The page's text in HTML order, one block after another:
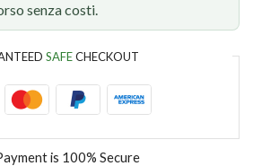
senza costi.
SAFECHECKOUT
is 100% Secure